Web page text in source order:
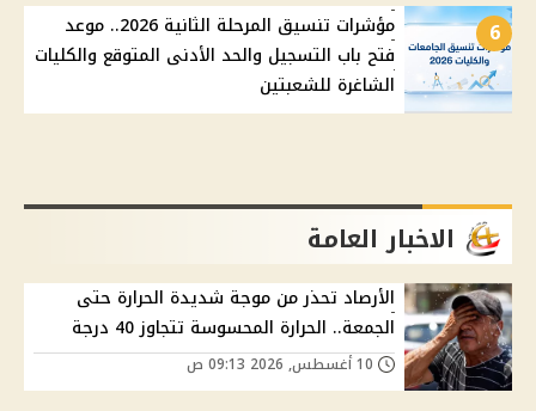
6
مؤشرات تنسيق المرحلة الثانية 2026.. موعد
فتح باب التسجيل والحد الأدنى المتوقع والكليات
الشاغرة للشعبتين
الاخبار العامة
الأرصاد تحذر من موجة شديدة الحرارة حتى
الجمعة.. الحرارة المحسوسة تتجاوز 40 درجة